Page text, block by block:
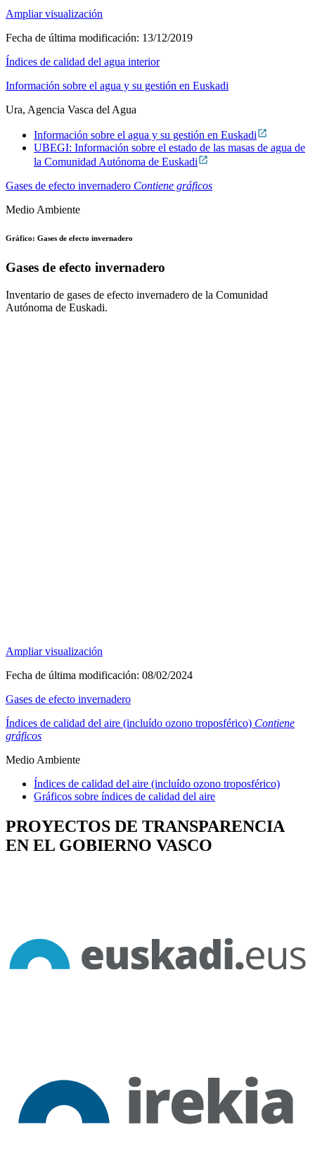
Ampliar visualización
Fecha de última modificación: 13/12/2019
Índices de calidad del agua interior
Información sobre el agua y su gestión en Euskadi
Ura, Agencia Vasca del Agua
Información sobre el agua y su gestión en Euskadi
UBEGI: Información sobre el estado de las masas de agua de
la Comunidad Autónoma de Euskadi
Gases de efecto invernadero Contiene gráficos
Medio Ambiente
Gráfico: Gases de efecto invernadero
Gases de efecto invernadero
Inventario de gases de efecto invernadero de la Comunidad
Autónoma de Euskadi.
Ampliar visualización
Fecha de última modificación: 08/02/2024
Gases de efecto invernadero
Índices de calidad del aire (incluído ozono troposférico) Contiene
gráficos
Medio Ambiente
Índices de calidad del aire (incluído ozono troposférico)
Gráficos sobre índices de calidad del aire
PROYECTOS DE TRANSPARENCIA
EN EL GOBIERNO VASCO